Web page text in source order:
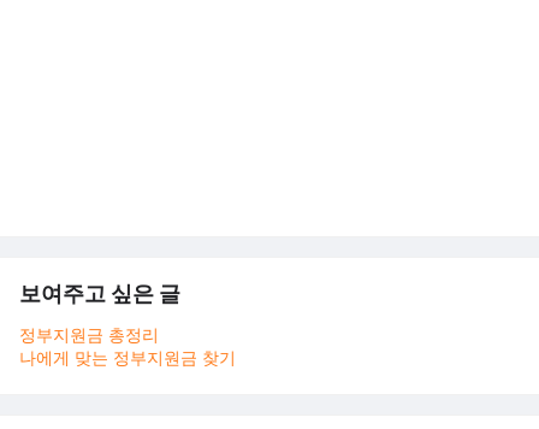
보여주고 싶은 글
정부지원금 총정리
나에게 맞는 정부지원금 찾기